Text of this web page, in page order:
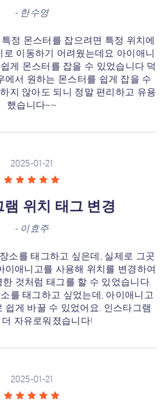
- 한수영
정 몬스터를 잡으려면 특정 위치에
로 이동하기 어려웠는데요 아이애니
게 몬스터를 잡을 수 있었습니다 덕
에서 원하는 몬스터를 쉽게 잡을 수
지 않아도 되니 정말 편리하고 유용
했습니다~~
2025-01-21
램 위치 태그 변경
- 이효주
소를 태그하고 싶은데, 실제로 그곳
이애니고를 사용해 위치를 변경하여
것처럼 태그를 할 수 있었습니다.
를 태그하고 싶었는데, 아이애니고
쉽게 바꿀 수 있었어요. 인스타그램
자유로워졌습니다!
2025-01-21